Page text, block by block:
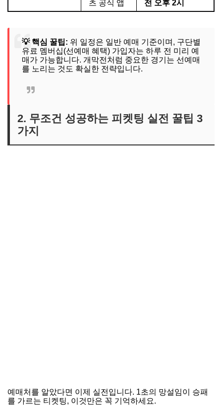
츠 공식 앱 전 오후 2시
💡 핵심 꿀팁: 위 일정은 일반 예매 기준이며, 구단별
유료 멤버십(선예매 혜택) 가입자는 하루 전 미리 예
매가 가능합니다. 개막전처럼 중요한 경기는 선예매
를 노리는 것도 확실한 전략입니다.
2. 무조건 성공하는 피켓팅 실전 꿀팁 3
가지
예매처를 알았다면 이제 실전입니다. 1초의 망설임이 승패
를 가르는 티켓팅, 이것만은 꼭 기억하세요.